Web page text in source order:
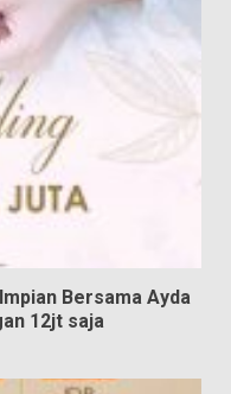
Bersama Ayda
12jt saja